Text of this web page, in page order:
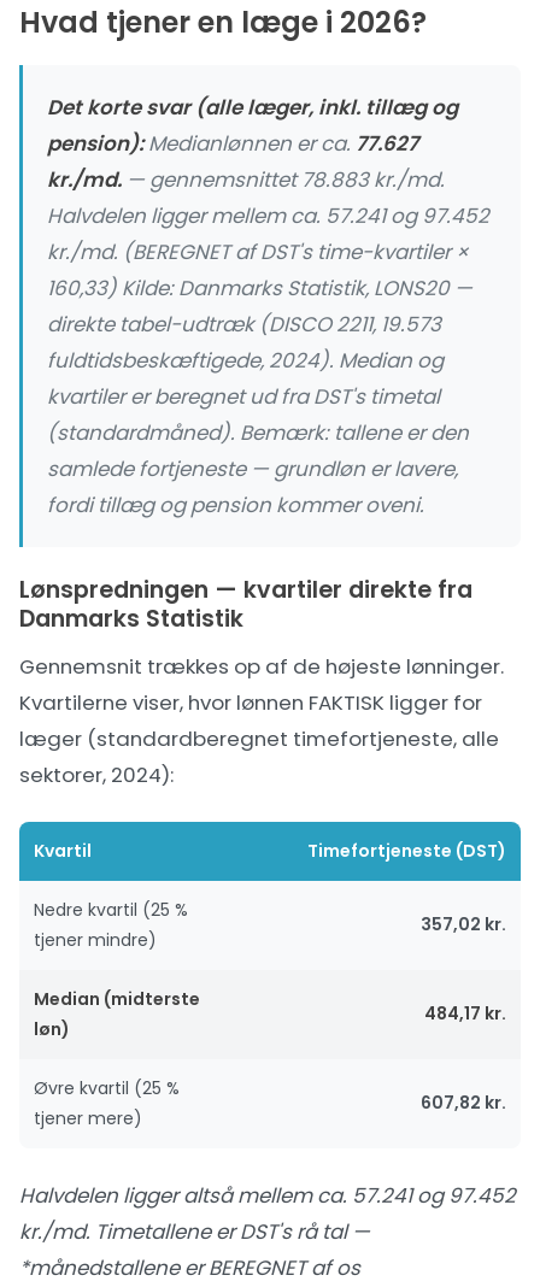
Hvad tjener en læge i 2026?
Det korte svar (alle læger, inkl. tillæg og
pension):Medianlønnen er ca. 77.627
kr./md. — gennemsnittet 78.883 kr./md.
Halvdelen ligger mellem ca. 57.241 og 97.452
kr./md. (BEREGNET af DST's time-kvartiler ×
160,33) Kilde:Danmarks Statistik, LONS20 —
direkte tabel-udtræk(DISCO 2211, 19.573
fuldtidsbeskæftigede, 2024). Median og
kvartiler er beregnet ud fra DST's timetal
(standardmåned). Bemærk: tallene er den
samledefortjeneste — grundløn er lavere,
fordi tillæg og pension kommer oveni.
Lønspredningen — kvartiler direkte fra
Danmarks Statistik
Gennemsnit trækkes op af de højeste lønninger.
Kvartilerne viser, hvor lønnen FAKTISK ligger for
læger (standardberegnet timefortjeneste, alle
sektorer, 2024):
Kvartil Timefortjeneste (DST)
Nedre kvartil (25 %
tjener mindre)
357,02 kr.
Median (midterste
løn)
484,17 kr.
Øvre kvartil (25 %
tjener mere)
607,82 kr.
Halvdelen ligger altså mellem ca. 57.241 og 97.452
kr./md. Timetallene er DST's rå tal —
*månedstallene er BEREGNET af os